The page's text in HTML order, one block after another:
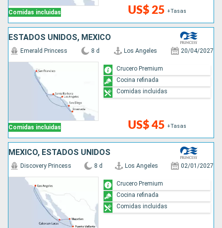
Comidas incluidas US$ 25 +Tasas
ESTADOS UNIDOS, MÉXICO
Comidas incluidas
Emerald Princess 8 d Los Angeles 20/04/2027
US$ 45 +Tasas
Crucero Premium
Cocina refinada
Comidas incluidas
MÉXICO, ESTADOS UNIDOS
Discovery Princess 8 d Los Angeles 02/01/2027
Crucero Premium
Cocina refinada
Comidas incluidas